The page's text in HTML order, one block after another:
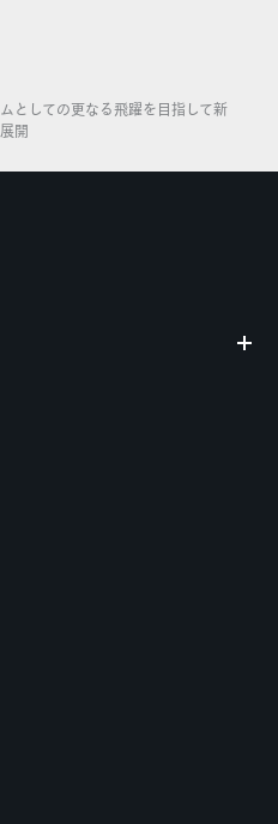
としての更なる飛躍を目指して新
開